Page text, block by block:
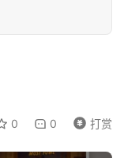
0 0 打赏